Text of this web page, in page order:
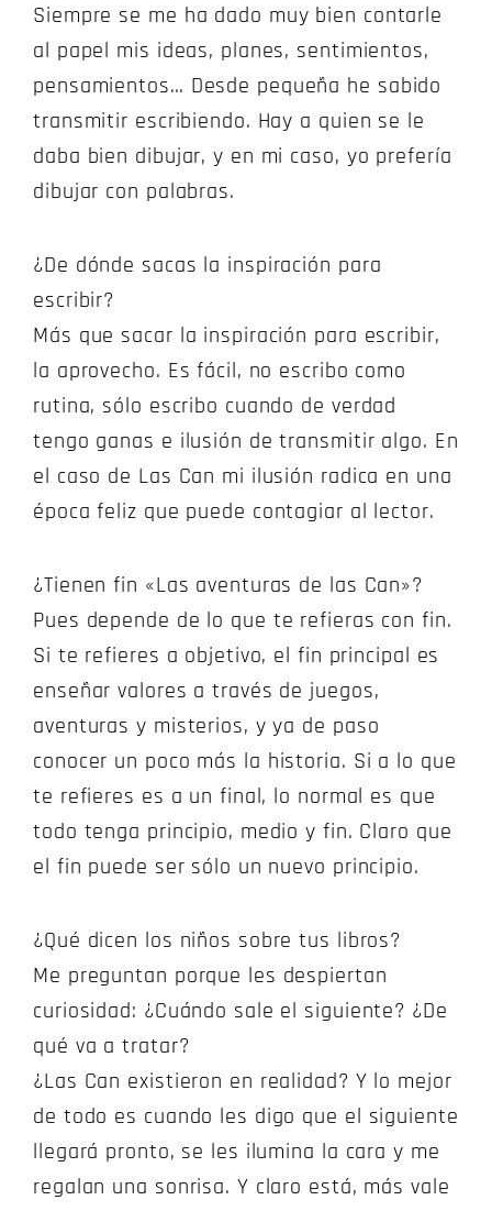
Siempre se me ha dado muy bien contarle
al papel mis ideas, planes, sentimientos,
pensamientos… Desde pequeña he sabido
transmitir escribiendo. Hay a quien se le
daba bien dibujar, y en mi caso, yo prefería
dibujar con palabras.
¿De dónde sacas la inspiración para
escribir?
Más que sacar la inspiración para escribir,
la aprovecho. Es fácil, no escribo como
rutina, sólo escribo cuando de verdad
tengo ganas e ilusión de transmitir algo. En
el caso de Las Can mi ilusión radica en una
época feliz que puede contagiar al lector.
¿Tienen fin «Las aventuras de las Can»?
Pues depende de lo que te refieras con fin.
Si te refieres a objetivo, el fin principal es
enseñar valores a través de juegos,
aventuras y misterios, y ya de paso
conocer un poco más la historia. Si a lo que
te refieres es a un final, lo normal es que
todo tenga principio, medio y fin. Claro que
el fin puede ser sólo un nuevo principio.
¿Qué dicen los niños sobre tus libros?
Me preguntan porque les despiertan
curiosidad: ¿Cuándo sale el siguiente? ¿De
qué va a tratar?
¿Las Can existieron en realidad? Y lo mejor
de todo es cuando les digo que el siguiente
llegará pronto, se les ilumina la cara y me
regalan una sonrisa. Y claro está, más vale